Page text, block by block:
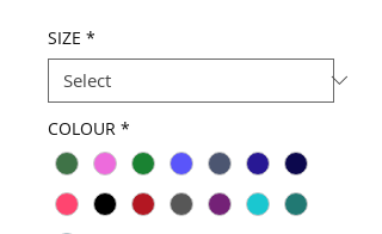
SIZE *
COLOUR *